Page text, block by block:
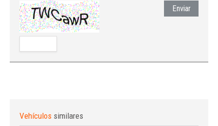
Enviar
Vehículos similares